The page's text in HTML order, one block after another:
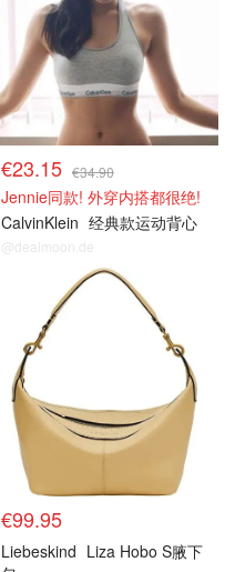
€23.15 €34.90
Jennie同款! 外穿内搭都很绝!
CalvinKlein 经典款运动背心
@dealmoon.de
€99.95
Liebeskind Liza Hobo S腋下